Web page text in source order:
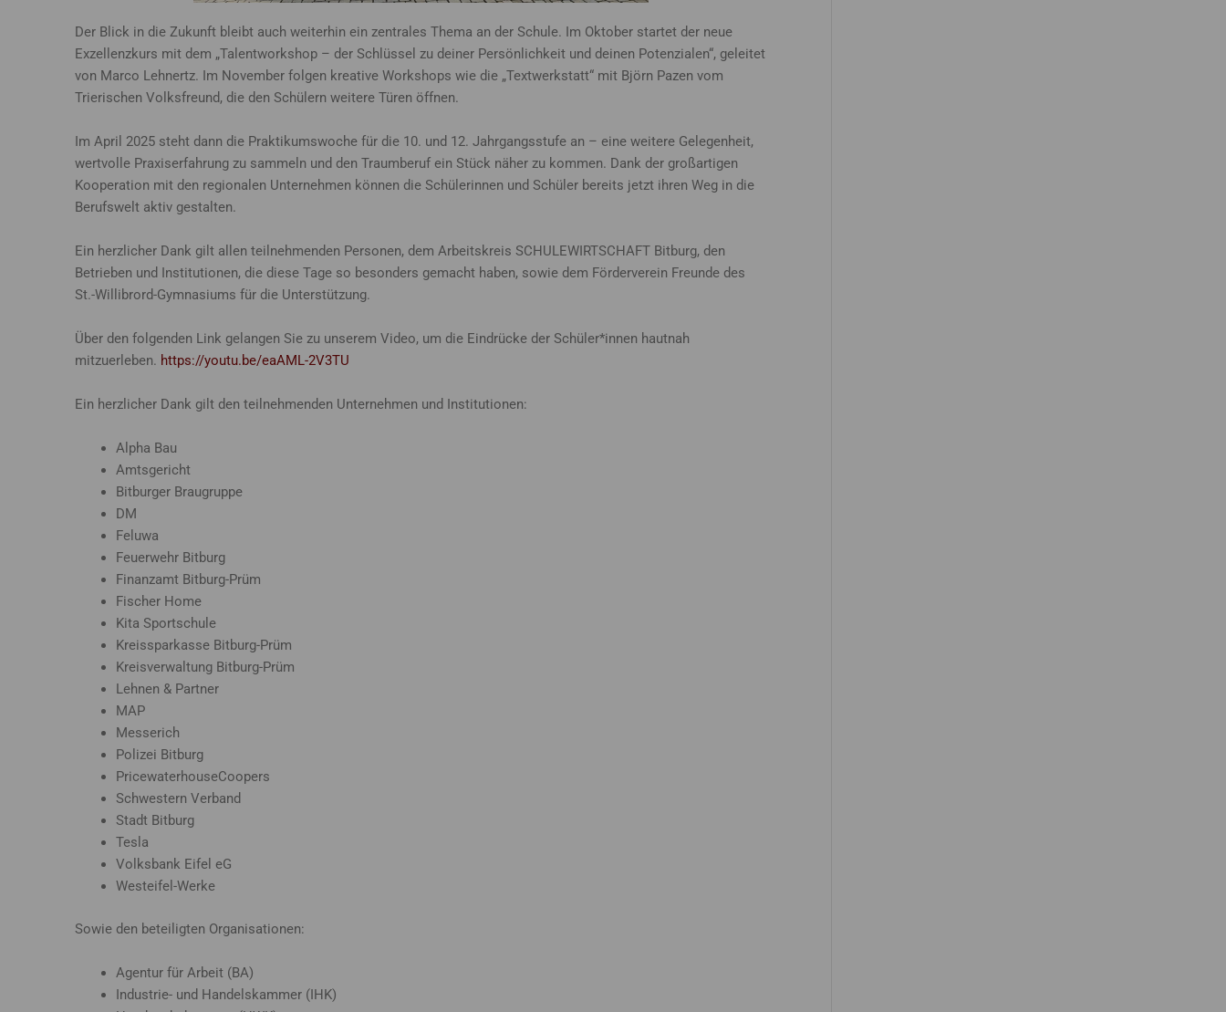
Der Blick in die Zukunft bleibt auch weiterhin ein zentrales Thema an der Schule. Im Oktober startet der neue
Exzellenzkurs mit dem „Talentworkshop – der Schlüssel zu deiner Persönlichkeit und deinen Potenzialen“, geleitet
von Marco Lehnertz. Im November folgen kreative Workshops wie die „Textwerkstatt“ mit Björn Pazen vom
Trierischen Volksfreund, die den Schülern weitere Türen öffnen.
Im April 2025 steht dann die Praktikumswoche für die 10. und 12. Jahrgangsstufe an – eine weitere Gelegenheit,
wertvolle Praxiserfahrung zu sammeln und den Traumberuf ein Stück näher zu kommen. Dank der großartigen
Kooperation mit den regionalen Unternehmen können die Schülerinnen und Schüler bereits jetzt ihren Weg in die
Berufswelt aktiv gestalten.
Ein herzlicher Dank gilt allen teilnehmenden Personen, dem Arbeitskreis SCHULEWIRTSCHAFT Bitburg, den
Betrieben und Institutionen, die diese Tage so besonders gemacht haben, sowie dem Förderverein Freunde des
St.-Willibrord-Gymnasiums für die Unterstützung.
Über den folgenden Link gelangen Sie zu unserem Video, um die Eindrücke der Schüler*innen hautnah
mitzuerleben. https://youtu.be/eaAML-2V3TU
Ein herzlicher Dank gilt den teilnehmenden Unternehmen und Institutionen:
Alpha Bau
Amtsgericht
Bitburger Braugruppe
DM
Feluwa
Feuerwehr Bitburg
Finanzamt Bitburg-Prüm
Fischer Home
Kita Sportschule
Kreissparkasse Bitburg-Prüm
Kreisverwaltung Bitburg-Prüm
Lehnen & Partner
MAP
Messerich
Polizei Bitburg
PricewaterhouseCoopers
Schwestern Verband
Stadt Bitburg
Tesla
Volksbank Eifel eG
Westeifel-Werke
Sowie den beteiligten Organisationen:
Agentur für Arbeit (BA)
Industrie- und Handelskammer (IHK)